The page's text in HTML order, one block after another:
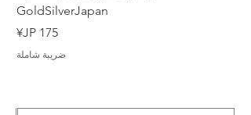
GoldSilverJapan
السعر
ضريبة شاملة